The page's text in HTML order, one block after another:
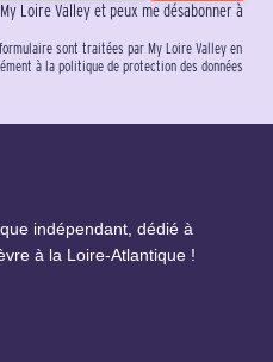
Loire Valley et peux me désabonner à
sont traitées par My Loire Valley en
à la politique de protection des données
indépendant, dédié à
à la Loire-Atlantique !